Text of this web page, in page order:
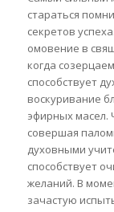
стараться
секретов
омовение в
когда
способствует
воскуривание
эфирных масел.
совершая
духовными
способствует
желаний. В
зачастую